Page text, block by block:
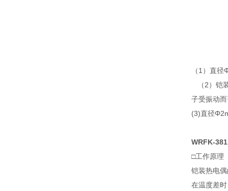
（1）直
（2）铠
子受振动
(3)直径
WRFK-
□工作原理
铠装热电
在温度差